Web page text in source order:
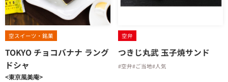
空スイーツ・銘菓
TOKYO チョコバナナ ラング
ドシャ
<東京風美庵>
空弁
つきじ丸武 玉子焼サンド
#空弁#ご当地#人気